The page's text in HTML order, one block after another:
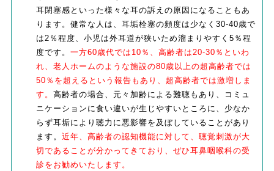
耳閉塞感といった様々な耳の訴えの原因になることもあ
ります。健常な人は、耳垢栓塞の頻度は少なく30-40歳で
は2％程度、小児は外耳道が狭いため溜まりやすく5％程
度です。 一方60歳代では10％、高齢者は20-30％といわ
れ、老人ホームのような施設の80歳以上の超高齢者では
50％を超えるという報告もあり、超高齢者では激増しま
す。 高齢者の場合、元々加齢による難聴もあり、コミュ
ニケーションに食い違いが生じやすいところに、少なか
らず耳垢により聴力に悪影響を及ぼしていることがあり
ます。 近年、高齢者の認知機能に対して、聴覚刺激が大
切であることが分かってきており、ぜひ耳鼻咽喉科の受
診をお勧めいたします。